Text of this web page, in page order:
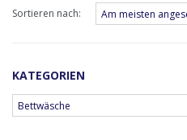
Sortieren nach:
KATEGORIEN